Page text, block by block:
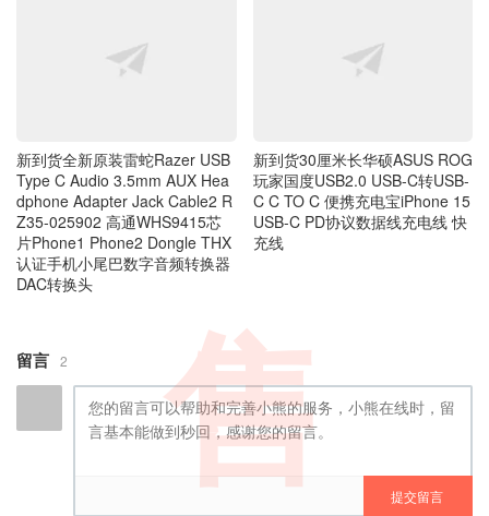
新到货全新原装雷蛇Razer USB
Type C Audio 3.5mm AUX Hea
dphone Adapter Jack Cable2 R
Z35-025902 高通WHS9415芯
片Phone1 Phone2 Dongle THX
认证手机小尾巴数字音频转换器
DAC转换头
新到货30厘米长华硕ASUS ROG
玩家国度USB2.0 USB-C转USB-
C C TO C 便携充电宝iPhone 15
USB-C PD协议数据线充电线 快
充线
留言 2
提交留言
售